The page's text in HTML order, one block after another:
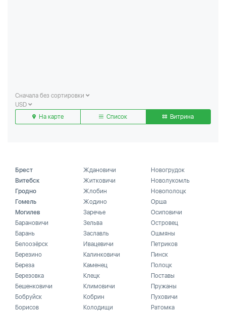
Сначала без сортировки
USD
На карте
Список Витрина
Брест
Витебск
Гродно
Гомель
Могилев
Барановичи
Барань
Белоозёрск
Березино
Береза
Березовка
Бешенковичи
Бобруйск
Борисов
Ждановичи
Житковичи
Жлобин
Жодино
Заречье
Зельва
Заславль
Ивацевичи
Калинковичи
Каменец
Клецк
Климовичи
Кобрин
Колодищи
Новогрудок
Новолукомль
Новополоцк
Орша
Осиповичи
Островец
Ошмяны
Петриков
Пинск
Полоцк
Поставы
Пружаны
Пуховичи
Ратомка